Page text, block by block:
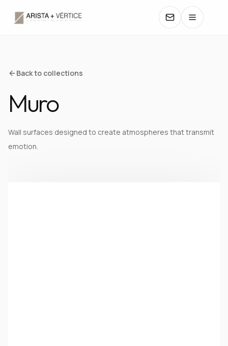
COLLECTIONS
CATALOGS
COLORS
Back to collections
Muro
Wall surfaces designed to create atmospheres that transmit
emotion.